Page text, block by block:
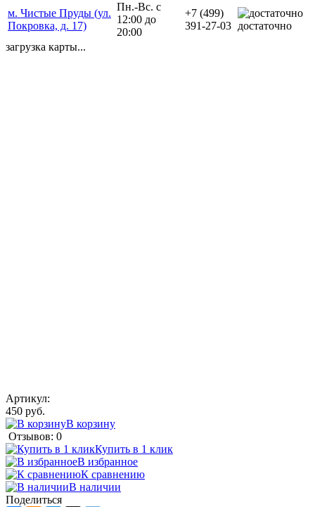
м. Чистые Пруды (ул.
Покровка, д. 17)
Пн.-Вс. с
12:00 до
20:00
+7 (499)
391-27-03 достаточно
загрузка карты...
Артикул:
450 руб.
В корзину
Отзывов: 0
Купить в 1 клик
В избранное
К сравнению
В наличии
Поделиться